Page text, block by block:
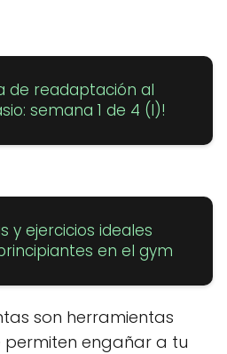
de readaptación al
semana 1 de 4 (I)!
y ejercicios ideales
en el gym
son herramientas
engañar a tu